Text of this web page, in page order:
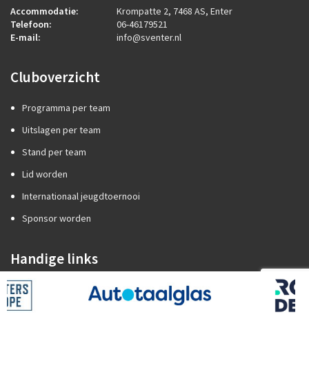
Accommodatie:
Krompatte 2, 7468 AS, Enter
Telefoon:
06-46179521
E-mail:
info@sventer.nl
Cluboverzicht
Programma per team
Uitslagen per team
Stand per team
Lid worden
Internationaal jeugdtoernooi
Sponsor worden
Handige links
Competitiezaken
Categorie A of B?